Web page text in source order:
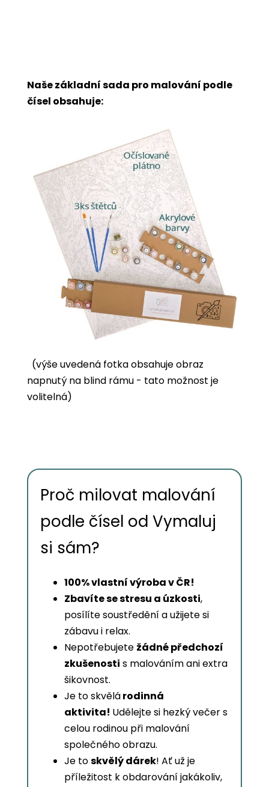
Naše základní sada pro malování podle
čísel obsahuje:
(výše uvedená fotka obsahuje obraz
napnutý na blind rámu - tato možnost je
volitelná)
Proč milovat malování
podle čísel od Vymaluj
si sám?
100% vlastní výroba v ČR!
Zbavíte se stresu a úzkosti,
posílíte soustředění a užijete si
zábavu i relax.
Nepotřebujete žádné předchozí
zkušenosti s malováním ani extra
šikovnost.
Je to skvělárodinná
aktivita! Udělejte si hezký večer s
celou rodinou při malování
společného obrazu.
Je toskvělý dárek! Ať už je
příležitost k obdarování jakákoliv,